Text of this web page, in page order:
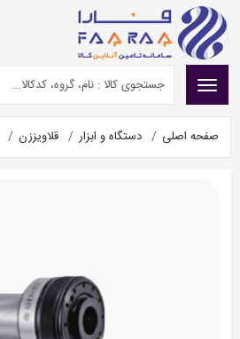
صفحه اصلی دستگاه و ابزار قلاویززن